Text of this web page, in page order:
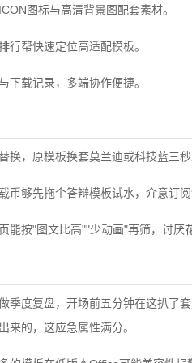
图标与高清背景图配套素材。
行帮快速定位高适配模板。
下载记录，多端协作便捷。
换，原模板换套莫兰迪或科技蓝三
币够先拖个答辩模板试水，介意订阅
能按"图文比高""少动画"再筛，讨厌
做季度复盘，开场前五分钟在这扒
来的，这应急属性满分。